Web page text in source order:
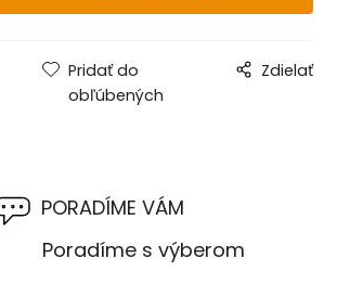
Pridať do
obľúbených
Zdielať
PORADÍME VÁM
Poradíme s výberom